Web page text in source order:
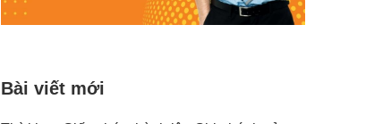
Bài viết mới